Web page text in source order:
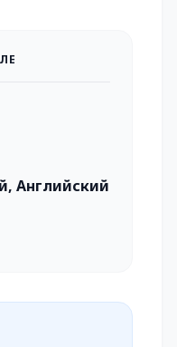
Английский